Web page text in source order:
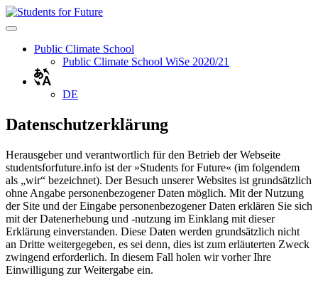
Skip
to
Public Climate School
Public Climate School WiSe 2020/21
DE
Datenschutzerklärung
Herausgeber und verantwortlich für den Betrieb der Webseite
studentsforfuture.info ist der »Students for Future« (im folgendem
als „wir“ bezeichnet). Der Besuch unserer Websites ist grundsätzlich
ohne Angabe personenbezogener Daten möglich. Mit der Nutzung
der Site und der Eingabe personenbezogener Daten erklären Sie sich
mit der Datenerhebung und -nutzung im Einklang mit dieser
Erklärung einverstanden. Diese Daten werden grundsätzlich nicht
an Dritte weitergegeben, es sei denn, dies ist zum erläuterten Zweck
zwingend erforderlich. In diesem Fall holen wir vorher Ihre
Einwilligung zur Weitergabe ein.